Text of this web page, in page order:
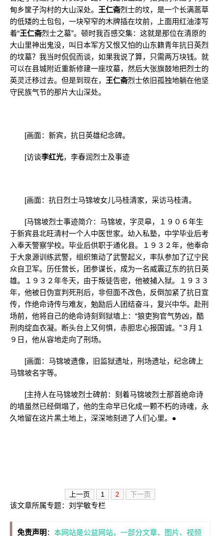
甸乡筐子沟村的大山深处。 王仁斋烈士的坟，是一个长满蒿草
的低矮的土包包，一块窄窄的木牌插在坟前，上面用红油漆写
着“王仁斋烈士之墓”。顿时我百感交集：这就是那位在清原的
大山里神出鬼没，叫日本军方又恨又怕的山东籍青年抗日英烈
的坟墓？我当时侃侃而谈，如果我说了算，只需两万块钱。就
可以在县城附近重新修建一座坟墓，然后大张旗鼓地把烈士的
英灵迁移过去。但是到现在， 王仁斋烈士依旧孤独地躺在他坚
守民族气节的那片大山深处。
[画面：新宾，抗日英雄纪念碑。
[访谈李红光，李春润烈士及事迹
[画面：抗日烈士马锦坡女儿马桂清家，采访马桂清。
[马锦坡烈士事迹简介：马锦坡，字灵皋，１９０６年生
于新宾县北旺清村一个人中医世家。幼入私塾，中学毕业后考
入奉天警察学校。毕业后供职于通化县。１９３２年，他奉命
于大泉源训练武警，组织策动了武警起义，率队参加了辽宁民
众自卫军。历任营长，团参谋长，成为一名威震辽东的抗日英
雄。１９３２年冬天，由于叛徒告密，他被捕入狱。１９３３
年，他被日伪宣判死刑后，非但面不改色，反倒加紧了抗日宣
传，作绝命诗传与难友，勉励后人团结奋斗，复兴中华。赴刑
场前，他将自己的绝命诗刻到狱墙上：“狼吏狗官气势凶，酷
刑肉绽血衣凝。断头台上又何惧，赤胆忠心报国诚。”３月１
９日，他从容地走向了刑场。
[画面：马锦坡遗像，旧监狱遗址，刑场遗址，纪念碑上
马锦坡名字等。
[主持人在马锦坡烈士碑前：刻着马锦坡烈士那首绝命诗
的墙虽然已经倒塌了，他的生命早已化成一颗不朽的诗魂，永
久地留在这片黑土地上，深深地刻进了人们心里。●
上一页 1 2 下一页
该文章所属专题： 刘学敏专栏
免责声明 ： 本网站是公益网站，一部分文章、图片、视频